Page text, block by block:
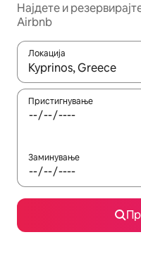
Најдете и
Airbnb
Локација
Кога резултатите се
Пристигнување
Заминување